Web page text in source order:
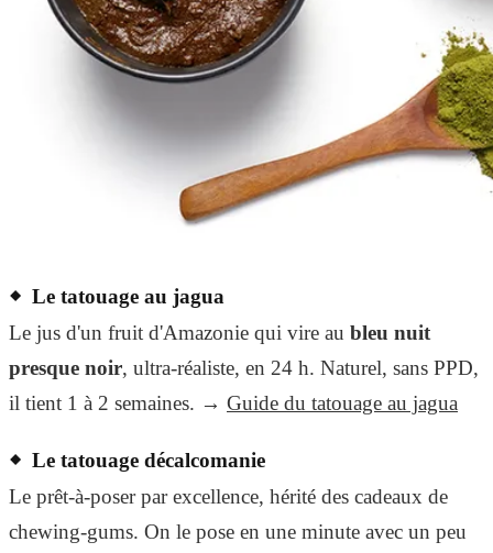
Le tatouage au jagua
Le jus d'un fruit d'Amazonie qui vire au bleu nuit
presque noir, ultra-réaliste, en 24 h. Naturel, sans PPD,
il tient 1 à 2 semaines. → Guide du tatouage au jagua
Le tatouage décalcomanie
Le prêt-à-poser par excellence, hérité des cadeaux de
chewing-gums. On le pose en une minute avec un peu